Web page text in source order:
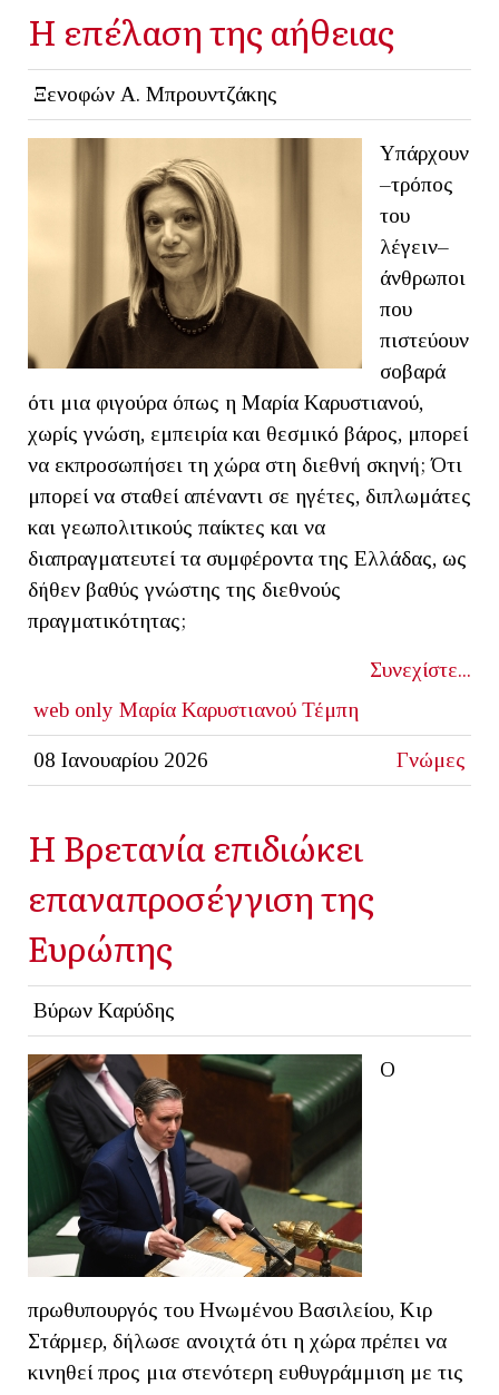
Η επέλαση της αήθειας
Ξενοφών Α. Μπρουντζάκης
Υπάρχουν
–τρόπος
του
λέγειν–
άνθρωποι
που
πιστεύουν
σοβαρά
ότι μια φιγούρα όπως η Μαρία Καρυστιανού,
χωρίς γνώση, εμπειρία και θεσμικό βάρος, μπορεί
να εκπροσωπήσει τη χώρα στη διεθνή σκηνή; Ότι
μπορεί να σταθεί απέναντι σε ηγέτες, διπλωμάτες
και γεωπολιτικούς παίκτες και να
διαπραγματευτεί τα συμφέροντα της Ελλάδας, ως
δήθεν βαθύς γνώστης της διεθνούς
πραγματικότητας;
Συνεχίστε...
web only Μαρία Καρυστιανού Τέμπη
08 Ιανουαρίου 2026 Γνώμες
Η Βρετανία επιδιώκει
επαναπροσέγγιση της
Ευρώπης
Βύρων Καρύδης
Ο
πρωθυπουργός του Ηνωμένου Βασιλείου, Κιρ
Στάρμερ, δήλωσε ανοιχτά ότι η χώρα πρέπει να
κινηθεί προς μια στενότερη ευθυγράμμιση με τις